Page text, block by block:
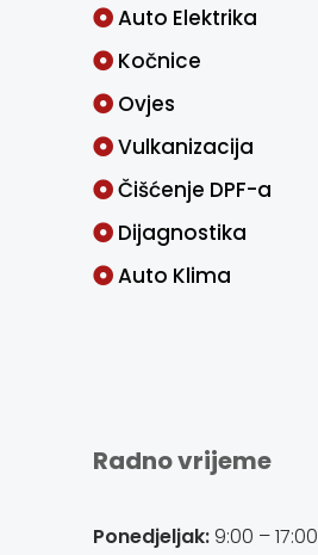
Auto Elektrika
Kočnice
Ovjes
Vulkanizacija
Čišćenje DPF-a
Dijagnostika
Auto Klima
Radno vrijeme
Ponedjeljak:9:00 – 17:00